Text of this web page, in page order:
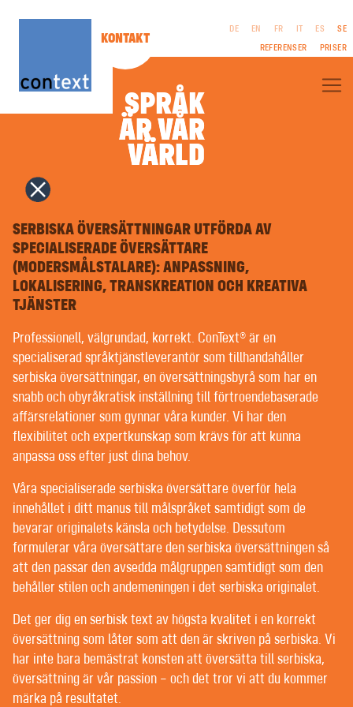
SPRÅK
ÄR VÅR
VÄRLD
ÄR VÅR
VÄRLD
DE EN FR IT ES
SE
REFERENSER
PRISER
FACKÖVERSÄTTNINGAR
LITTERÄRA ÖVERSÄTTNINGAR
FILM & TV | MANUS
FÖRETAGSPUBLIKATIONER
COPYWRITING | REKLAMTEXTER
PR | OFFENTLIGT ARBETE
NAMNGIVNING | VARUMÄRKEN
GRAFISK FORMGIVNING | MULTIMEDIA
TYPSÄTTNING PÅ FRÄMMANDE SPRÅK | PREPRESS
RÖSTINSPELNING | VOICEOVERS
SPRÅKUNDERVISNING | COACHNING
MASKINÖVERSÄTTNING MED ARTIFICIELL INTELLIGENS
POST-EDITING | SPRÅKGRANSKNING
TEXTREDIGERING OCH KORREKTURLÄSNING
VÄLKOMMEN TILL CONTEXT® –
ÖVERSÄTTNING | TEXTFÖRFATTANDE |
REDIGERING
FÖRMÅNSKUNDER FÅR BÄSTA MÖJLIGA
PERSONLIGA SERVICE HOS OSS. VILKEN TUR ATT
ALLA VÅRA KUNDER ÄR FÖRMÅNSKUNDER.
inte hävdar att de erbjuder sina kunder personlig
service som bygger på ömsesidigt förtroende – men
det kan tolkas på olika sätt.
Vissa språktjänstföretag har projektledare som ofta
RÄTTSLIGT
VILLKOR
INTEGRITETSPOLICY
SERBISKA ÖVERSÄTTNINGAR UTFÖRDA AV
SPECIALISERADE ÖVERSÄTTARE
(MODERSMÅLSTALARE): ANPASSNING,
LOKALISERING, TRANSKREATION OCH KREATIVA
TJÄNSTER
Professionell, välgrundad, korrekt. ConText® är en
specialiserad språktjänstleverantör som tillhandahåller
serbiska översättningar, en översättningsbyrå som har en
snabb och obyråkratisk inställning till förtroendebaserade
affärsrelationer som gynnar våra kunder. Vi har den
flexibilitet och expertkunskap som krävs för att kunna
anpassa oss efter just dina behov.
Våra specialiserade serbiska översättare överför hela
innehållet i ditt manus till målspråket samtidigt som de
bevarar originalets känsla och betydelse. Dessutom
formulerar våra översättare den serbiska översättningen så
att den passar den avsedda målgruppen samtidigt som den
behåller stilen och andemeningen i det serbiska originalet.
Det ger dig en serbisk text av högsta kvalitet i en korrekt
översättning som låter som att den är skriven på serbiska. Vi
har inte bara bemästrat konsten att översätta till serbiska,
översättning är vår passion – och det tror vi att du kommer
märka på resultatet.
KONTAKT